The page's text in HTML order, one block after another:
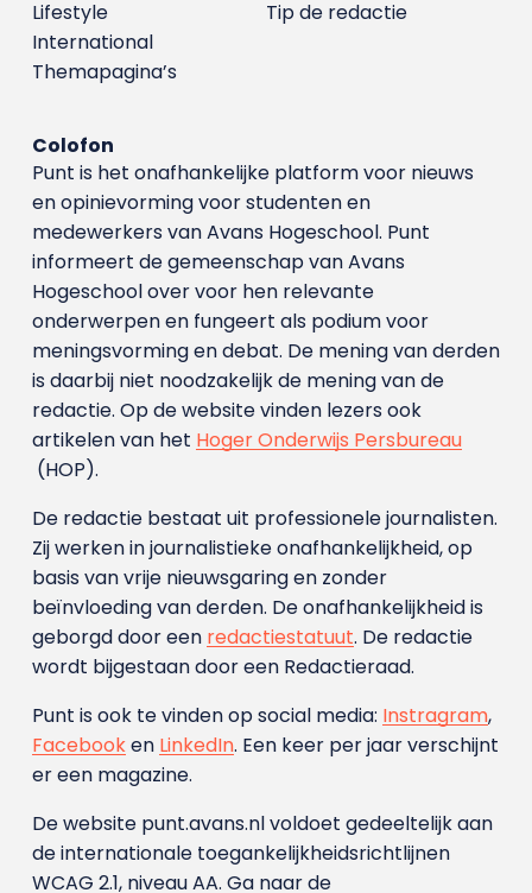
Tip de redactie
Lifestyle
International
Themapagina’s
Colofon
Punt is het onafhankelijke platform voor nieuws
en opinievorming voor studenten en
medewerkers van Avans Hoge­school. Punt
informeert de gemeenschap van Avans
Hogeschool over voor hen relevante
onderwerpen en fungeert als podium voor
meningsvorming en debat. De mening van derden
is daarbij niet noodzakelijk de mening van de
redactie. Op de website vinden lezers ook
artikelen van het Hoger Onderwijs Persbureau
(HOP).
De redactie bestaat uit professionele journalisten.
Zij werken in journalistieke onafhankelijkheid, op
basis van vrije nieuwsgaring en zonder
beïnvloeding van derden. De onafhankelijkheid is
geborgd door een redactiestatuut. De redactie
wordt bijgestaan door een Redactieraad.
Punt is ook te vinden op social media: Instragram,
Facebooken LinkedIn. Een keer per jaar verschijnt
er een magazine.
De website punt.avans.nl voldoet gedeeltelijk aan
de internationale toegankelijkheidsrichtlijnen
WCAG 2.1, niveau AA. Ga naar de